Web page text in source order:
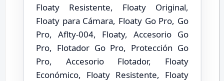
Floaty Resistente, Floaty Original,
Floaty para Cámara, Floaty Go Pro, Go
Pro, Aflty-004, Floaty, Accesorio Go
Pro, Flotador Go Pro, Protección Go
Pro, Accesorio Flotador, Floaty
Económico, Floaty Resistente, Floaty